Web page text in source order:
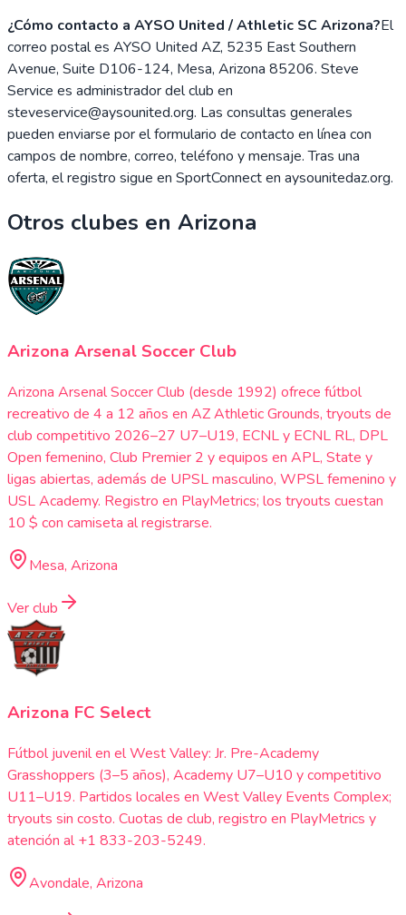
¿Cómo contacto a AYSO United / Athletic SC Arizona?El
correo postal es AYSO United AZ, 5235 East Southern
Avenue, Suite D106-124, Mesa, Arizona 85206. Steve
Service es administrador del club en
steveservice@aysounited.org. Las consultas generales
pueden enviarse por el formulario de contacto en línea con
campos de nombre, correo, teléfono y mensaje. Tras una
oferta, el registro sigue en SportConnect en aysounitedaz.org.
Otros clubes en Arizona
Arizona Arsenal Soccer Club
Arizona Arsenal Soccer Club (desde 1992) ofrece fútbol
recreativo de 4 a 12 años en AZ Athletic Grounds, tryouts de
club competitivo 2026–27 U7–U19, ECNL y ECNL RL, DPL
Open femenino, Club Premier 2 y equipos en APL, State y
ligas abiertas, además de UPSL masculino, WPSL femenino y
USL Academy. Registro en PlayMetrics; los tryouts cuestan
10 $ con camiseta al registrarse.
Mesa, Arizona
Ver club
Arizona FC Select
Fútbol juvenil en el West Valley: Jr. Pre-Academy
Grasshoppers (3–5 años), Academy U7–U10 y competitivo
U11–U19. Partidos locales en West Valley Events Complex;
tryouts sin costo. Cuotas de club, registro en PlayMetrics y
atención al +1 833-203-5249.
Avondale, Arizona